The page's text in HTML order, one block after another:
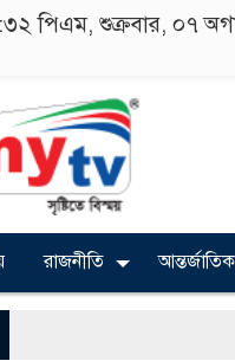
পিএম, শুক্রবার, ০৭
রাজনীতি আন্তর্জাতিক